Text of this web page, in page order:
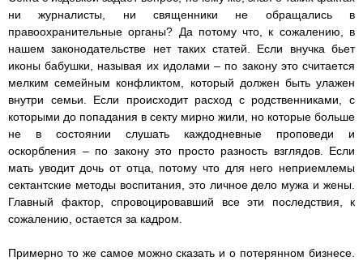
ни журналисты, ни священники не обращались в
правоохранительные органы? Да потому что, к сожалению, в
нашем законодательстве нет таких статей. Если внучка бьет
иконы бабушки, называя их идолами – по закону это считается
мелким семейным конфликтом, который должен быть улажен
внутри семьи. Если происходит расход с родственниками, с
которыми до попадания в секту мирно жили, но которые больше
не в состоянии слушать каждодневные проповеди и
оскорбления – по закону это просто разность взглядов. Если
мать уводит дочь от отца, потому что для него неприемлемы
сектантские методы воспитания, это личное дело мужа и жены.
Главный фактор, спровоцировавший все эти последствия, к
сожалению, остается за кадром.
Примерно то же самое можно сказать и о потерянном бизнесе.